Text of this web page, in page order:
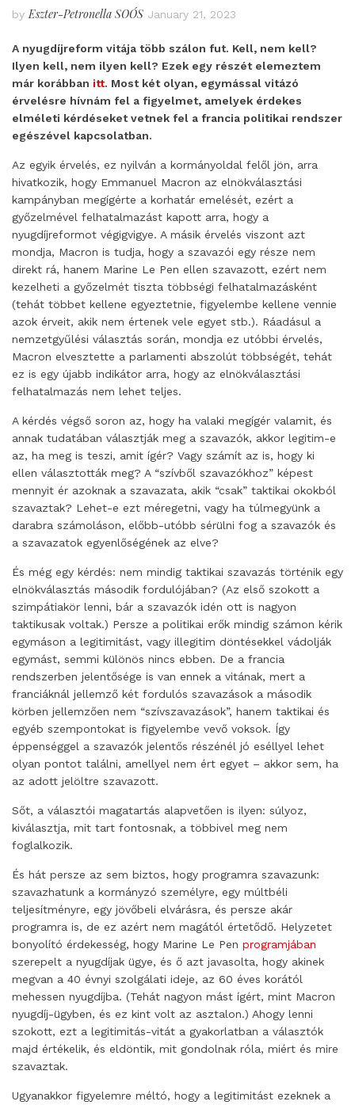
by Eszter-Petronella SOÓS January 21, 2023
A nyugdíjreform vitája több szálon fut. Kell, nem kell?
Ilyen kell, nem ilyen kell? Ezek egy részét elemeztem
már korábban itt. Most két olyan, egymással vitázó
érvelésre hívnám fel a figyelmet, amelyek érdekes
elméleti kérdéseket vetnek fel a francia politikai rendszer
egészével kapcsolatban.
Az egyik érvelés, ez nyilván a kormányoldal felől jön, arra
hivatkozik, hogy Emmanuel Macron az elnökválasztási
kampányban megígérte a korhatár emelését, ezért a
győzelmével felhatalmazást kapott arra, hogy a
nyugdíjreformot végigvigye. A másik érvelés viszont azt
mondja, Macron is tudja, hogy a szavazói egy része nem
direkt rá, hanem Marine Le Pen ellen szavazott, ezért nem
kezelheti a győzelmét tiszta többségi felhatalmazásként
(tehát többet kellene egyeztetnie, figyelembe kellene vennie
azok érveit, akik nem értenek vele egyet stb.). Ráadásul a
nemzetgyűlési választás során, mondja ez utóbbi érvelés,
Macron elvesztette a parlamenti abszolút többségét, tehát
ez is egy újabb indikátor arra, hogy az elnökválasztási
felhatalmazás nem lehet teljes.
A kérdés végső soron az, hogy ha valaki megígér valamit, és
annak tudatában választják meg a szavazók, akkor legitim-e
az, ha meg is teszi, amit ígér? Vagy számít az is, hogy ki
ellen választották meg? A “szívből szavazókhoz” képest
mennyit ér azoknak a szavazata, akik “csak” taktikai okokból
szavaztak? Lehet-e ezt méregetni, vagy ha túlmegyünk a
darabra számoláson, előbb-utóbb sérülni fog a szavazók és
a szavazatok egyenlőségének az elve?
És még egy kérdés: nem mindig taktikai szavazás történik egy
elnökválasztás második fordulójában? (Az első szokott a
szimpátiakör lenni, bár a szavazók idén ott is nagyon
taktikusak voltak.) Persze a politikai erők mindig számon kérik
egymáson a legitimitást, vagy illegitim döntésekkel vádolják
egymást, semmi különös nincs ebben. De a francia
rendszerben jelentősége is van ennek a vitának, mert a
franciáknál jellemző két fordulós szavazások a második
körben jellemzően nem “szívszavazások”, hanem taktikai és
egyéb szempontokat is figyelembe vevő voksok. Így
éppenséggel a szavazók jelentős részénél jó eséllyel lehet
olyan pontot találni, amellyel nem ért egyet – akkor sem, ha
az adott jelöltre szavazott.
Sőt, a választói magatartás alapvetően is ilyen: súlyoz,
kiválasztja, mit tart fontosnak, a többivel meg nem
foglalkozik.
És hát persze az sem biztos, hogy programra szavazunk:
szavazhatunk a kormányzó személyre, egy múltbéli
teljesítményre, egy jövőbeli elvárásra, és persze akár
programra is, de ez azért nem magától értetődő. Helyzetet
bonyolító érdekesség, hogy Marine Le Pen programjában
szerepelt a nyugdíjak ügye, és ő azt javasolta, hogy akinek
megvan a 40 évnyi szolgálati ideje, az 60 éves korától
mehessen nyugdíjba. (Tehát nagyon mást ígért, mint Macron
nyugdíj-ügyben, és ez kint volt az asztalon.) Ahogy lenni
szokott, ezt a legitimitás-vitát a gyakorlatban a választók
majd értékelik, és eldöntik, mit gondolnak róla, miért és mire
szavaztak.
Ugyanakkor figyelemre méltó, hogy a legitimitást ezeknek a